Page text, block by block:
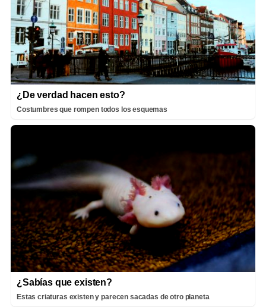
¿De verdad hacen esto?
Costumbres que rompen todos los esquemas
¿Sabías que existen?
Estas criaturas existen y parecen sacadas de otro planeta